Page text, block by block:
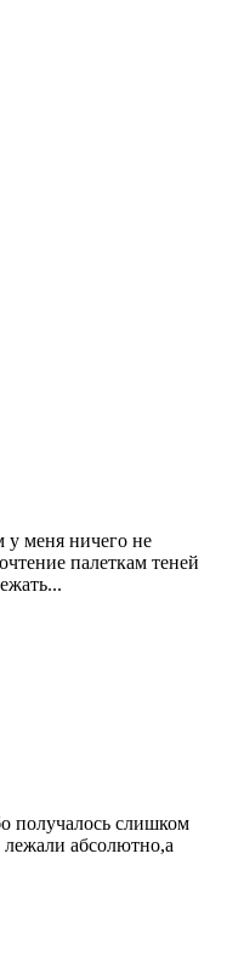
у меня ничего не
палеткам теней
получалось слишком
лежали абсолютно,а